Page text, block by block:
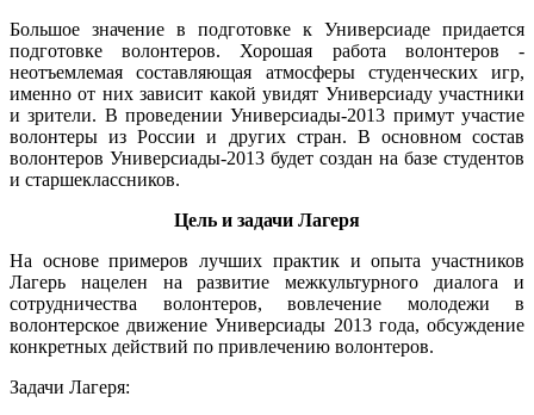
Большое значение в подготовке к Универсиаде придается
подготовке волонтеров. Хорошая работа волонтеров -
неотъемлемая составляющая атмосферы студенческих игр,
именно от них зависит какой увидят Универсиаду участники
и зрители. В проведении Универсиады-2013 примут участие
волонтеры из России и других стран. В основном состав
волонтеров Универсиады-2013 будет создан на базе студентов
и старшеклассников.
Цель и задачи Лагеря
На основе примеров лучших практик и опыта участников
Лагерь нацелен на развитие межкультурного диалога и
сотрудничества волонтеров, вовлечение молодежи в
волонтерское движение Универсиады 2013 года, обсуждение
конкретных действий по привлечению волонтеров.
Задачи Лагеря: